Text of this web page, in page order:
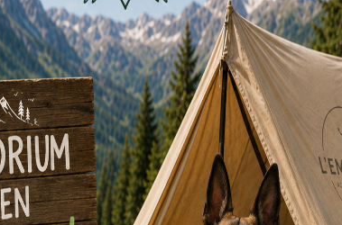
DÉTAILS
Date :
10 juillet
Heure :
14 h 00 min - 18 h 00 min
Série :
Cakes and Games
Catégories d’Évènement:
Activité jeux de société,Bar à
ORGANISATEUR
L’Emporium
Téléphone
00 32 (0) 492 44 32 05
E-mail
info@lemporium.be
Voir le site Organisateur